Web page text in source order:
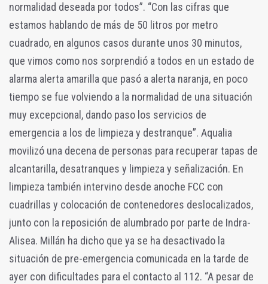
normalidad deseada por todos”. “Con las cifras que
estamos hablando de más de 50 litros por metro
cuadrado, en algunos casos durante unos 30 minutos,
que vimos como nos sorprendió a todos en un estado de
alarma alerta amarilla que pasó a alerta naranja, en poco
tiempo se fue volviendo a la normalidad de una situación
muy excepcional, dando paso los servicios de
emergencia a los de limpieza y destranque”. Aqualia
movilizó una decena de personas para recuperar tapas de
alcantarilla, desatranques y limpieza y señalización. En
limpieza también intervino desde anoche FCC con
cuadrillas y colocación de contenedores deslocalizados,
junto con la reposición de alumbrado por parte de Indra-
Alisea. Millán ha dicho que ya se ha desactivado la
situación de pre-emergencia comunicada en la tarde de
ayer con dificultades para el contacto al 112. “A pesar de